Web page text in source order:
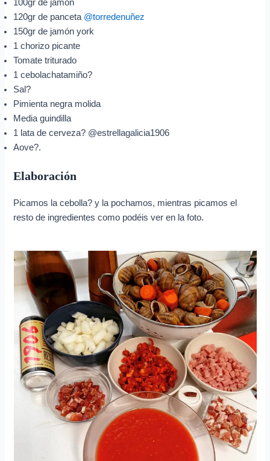
100gr de jamón
120gr de panceta @torredenuñez
150gr de jamón york
1 chorizo picante
Tomate triturado
1 cebolachatamiño?
Sal?
Pimienta negra molida
Media guindilla
1 lata de cerveza? @estrellagalicia1906
Aove?.
Elaboración
Picamos la cebolla? y la pochamos, mientras picamos el
resto de ingredientes como podéis ver en la foto.